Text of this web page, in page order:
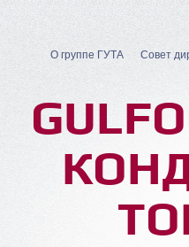
О группе ГУТА Совет